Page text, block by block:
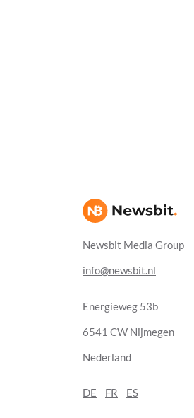
Newsbit Media Group
info@newsbit.nl
Energieweg 53b
6541 CW Nijmegen
Nederland
DE FR ES